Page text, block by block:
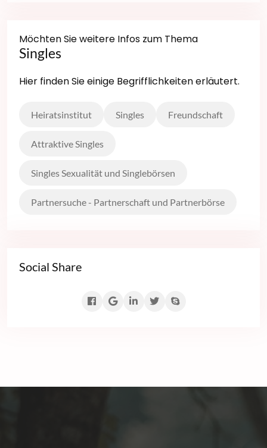
Möchten Sie weitere Infos zum Thema
Singles
Hier finden Sie einige Begrifflichkeiten erläutert.
Heiratsinstitut Singles Freundschaft
Attraktive Singles
Singles Sexualität und Singlebörsen
Partnersuche - Partnerschaft und Partnerbörse
Social Share